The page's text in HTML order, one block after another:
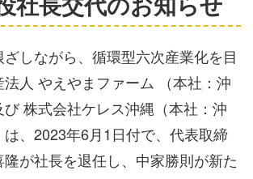
社長交代のお知らせ
しながら、循環型六次産業化を目
人 やえやまファーム （本社：沖
株式会社ケレス沖縄（本社：沖
、2023年6月1日付で、代表取締
が社長を退任し、中家勝則が新た